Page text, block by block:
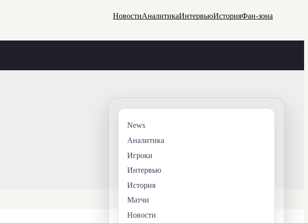
НовостиАналитикаИнтервьюИсторияФан-зона
News
Аналитика
Игроки
Интервью
История
Матчи
Новости